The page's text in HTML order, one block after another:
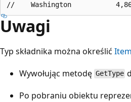
Uwagi
Typ składnika można określić
Wywołując metodę GetType
Po pobraniu obiektu